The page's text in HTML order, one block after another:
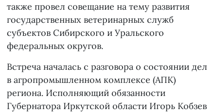
также провел совещание на тему развития
государственных ветеринарных служб
субъектов Сибирского и Уральского
федеральных округов.
Встреча началась с разговора о состоянии дел
в агропромышленном комплексе (АПК)
региона. Исполняющий обязанности
Губернатора Иркутской области Игорь Кобзев